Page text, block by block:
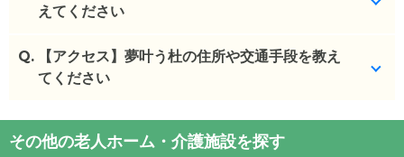
えてください
夢叶う杜の入居金・月額料金は次のとおりです。
・初期費用が
夢叶う杜の対応可能な入居条件は次のとおりです。
Q.
【アクセス】夢叶う杜の住所や交通手段を教え
てください
夢叶う杜の交通アクセス
・住所：東京都葛飾区細田5-15-6
その他の老人ホーム・介護施設を探す